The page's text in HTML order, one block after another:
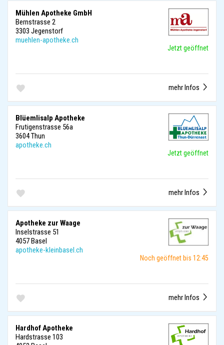
Mühlen Apotheke GmbH
Bernstrasse 2
3303 Jegenstorf
muehlen-apotheke.ch
Jetzt geöffnet
mehr Infos
Blüemlisalp Apotheke
Frutigenstrasse 56a
3604 Thun
apotheke.ch
Jetzt geöffnet
mehr Infos
Apotheke zur Waage
Inselstrasse 51
4057 Basel
apotheke-kleinbasel.ch
Noch geöffnet bis 12:45
mehr Infos
Hardhof Apotheke
Hardstrasse 103